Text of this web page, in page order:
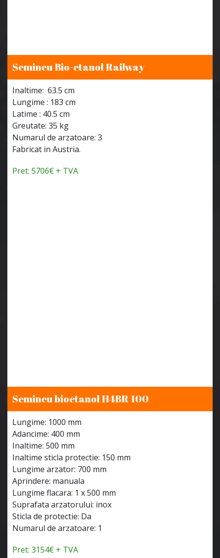
Semineu Bio-etanol Railway
Inaltime: 63.5 cm
Lungime : 183 cm
Latime : 40.5 cm
Greutate: 35 kg
Numarul de arzatoare: 3
Fabricat in Austria.
Pret: 5706€ + TVA
Semineu bioetanol H4BR 100
Lungime: 1000 mm
Adancime: 400 mm
Inaltime: 500 mm
Inaltime sticla protectie: 150 mm
Lungime arzator: 700 mm
Aprindere: manuala
Lungime flacara: 1 x 500 mm
Suprafata arzatorului: inox
Sticla de protectie: Da
Numarul de arzatoare: 1
Pret: 3154€ + TVA